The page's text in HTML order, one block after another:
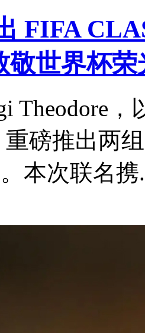
FIFA
敬世界杯荣
Theodore
重磅推出两
本次联名携